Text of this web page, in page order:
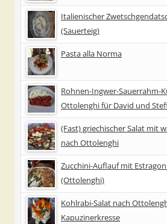
Italienischer
(Sauerteig)
Pasta alla Norma
Rohnen-Ingwer-Sauerrahm-
Ottolenghi für David und
(Fast) griechischer Salat mit
nach Ottolenghi
Zucchini-Auflauf mit
(Ottolenghi)
Kohlrabi-Salat nach
Kapuzinerkresse